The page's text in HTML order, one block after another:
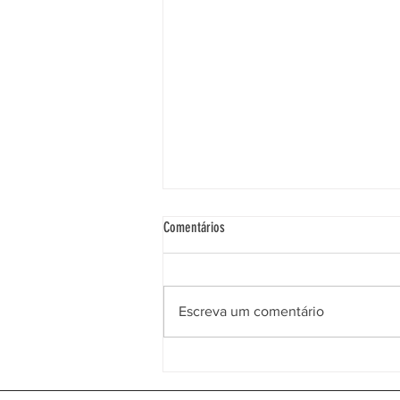
Comentários
Escreva um comentário